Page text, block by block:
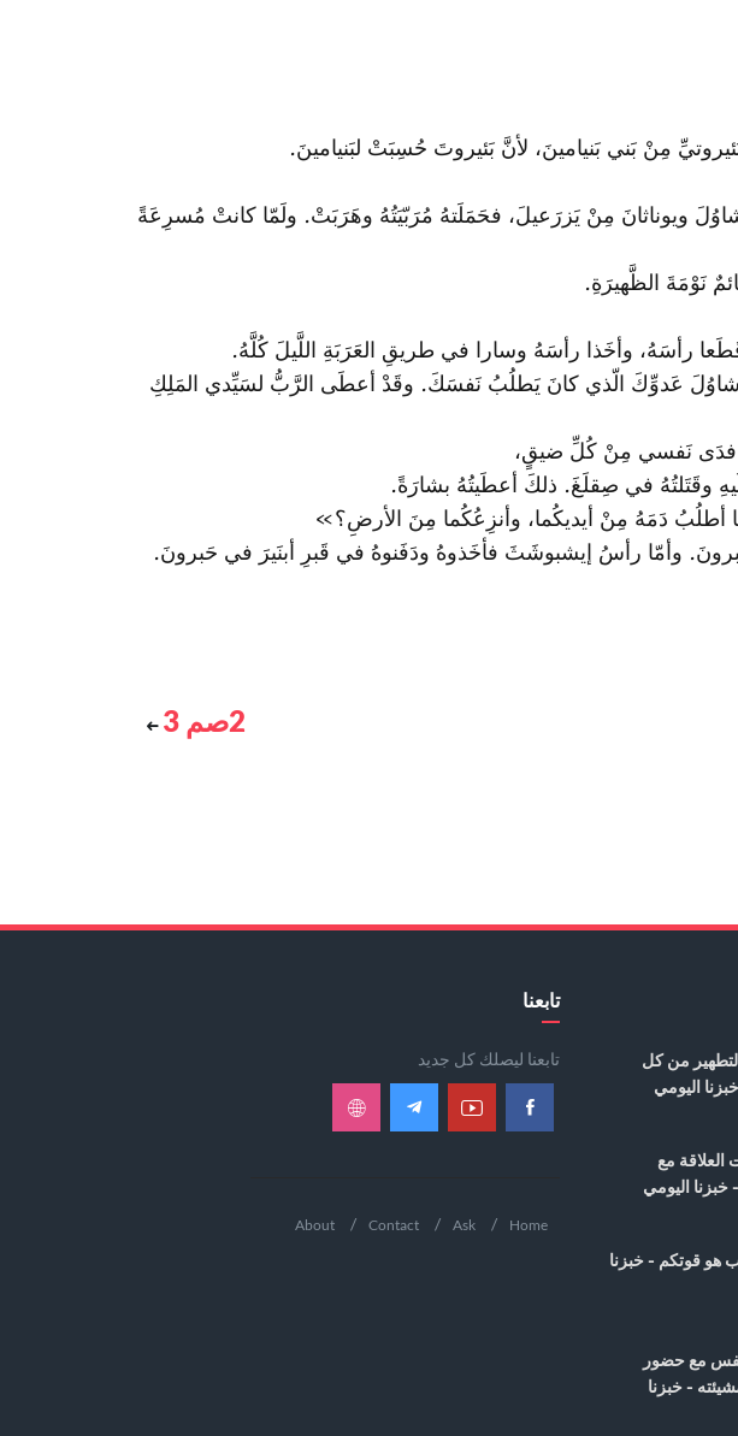
مِنْ بَني بَنيامينَ، لأنَّ بَئيروتَ حُسِبَتْ لبَنيامينَ.
ويوناثانَ مِنْ يَزرَعيلَ، فحَمَلَتهُ مُرَبّيَتُهُ وهَرَبَتْ. ولَمّا كانتْ مُسرِعَةً
نَوْمَةَ الظَّهيرَةِ.
رأسَهُ، وأخَذا رأسَهُ وسارا في طريقِ العَرَبَةِ اللَّيلَ كُلَّهُ.
شاوُلَ عَدوِّكَ الّذي كانَ يَطلُبُ نَفسَكَ. وقَدْ أعطَى الرَّبُّ لسَيِّدي المَلِكِ
فدَى نَفسي مِنْ كُلِّ ضيقٍ،
وقَتَلتُهُ في صِقلَغَ. ذلكَ أعطَيتُهُ بشارَةً.
أطلُبُ دَمَهُ مِنْ أيديكُما، وأنزِعُكُما مِنَ الأرضِ؟»
حَبرونَ. وأمّا رأسُ إيشبوشَثَ فأخَذوهُ ودَفَنوهُ في قَبرِ أبنَيرَ في حَبرونَ.
2صم 3
من كل
اليومي
العلاقة مع
خبزنا اليومي
هو قوتكم - خبزنا
مع حضور
- خبزنا
تابعنا
تابعنا ليصلك كل جديد
Home
Ask
Contact
About